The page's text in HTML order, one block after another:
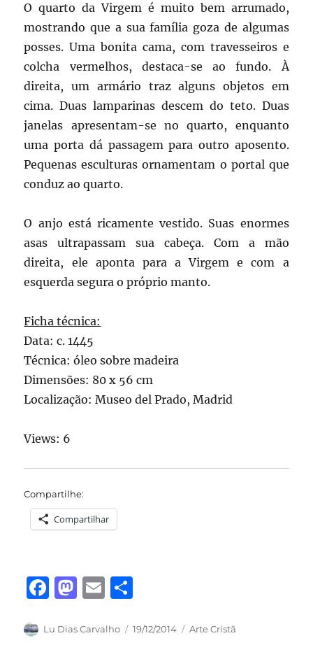
O quarto da Virgem é muito bem arrumado,
mostrando que a sua família goza de algumas
posses. Uma bonita cama, com travesseiros e
colcha vermelhos, destaca-se ao fundo. À
direita, um armário traz alguns objetos em
cima. Duas lamparinas descem do teto. Duas
janelas apresentam-se no quarto, enquanto
uma porta dá passagem para outro aposento.
Pequenas esculturas ornamentam o portal que
conduz ao quarto.
O anjo está ricamente vestido. Suas enormes
asas ultrapassam sua cabeça. Com a mão
direita, ele aponta para a Virgem e com a
esquerda segura o próprio manto.
Ficha técnica:
Data: c. 1445
Técnica: óleo sobre madeira
Dimensões: 80 x 56 cm
Localização: Museo del Prado, Madrid
Views: 6
Compartilhe:
Compartilhar
F
c
M
st
E
ai a
Autor
Lu Dias Carvalho
Publicado
19/12/2014 Categorias
Arte Cristã